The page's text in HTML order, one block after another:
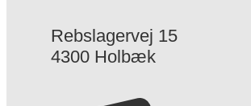
Rebslagervej 15
4300 Holbæk